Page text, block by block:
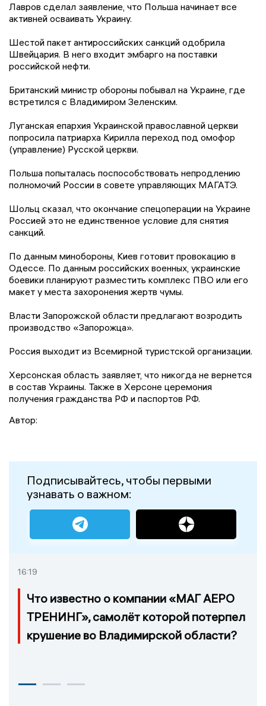
Лавров сделал заявление, что Польша начинает все
активней осваивать Украину.
Шестой пакет антироссийских санкций одобрила
Швейцария. В него входит эмбарго на поставки
российской нефти.
Британский министр обороны побывал на Украине, где
встретился с Владимиром Зеленским.
Луганская епархия Украинской православной церкви
попросила патриарха Кирилла переход под омофор
(управление) Русской церкви.
Польша попыталась поспособствовать непродлению
полномочий России в совете управляющих МАГАТЭ.
Шольц сказал, что окончание спецоперации на Украине
Россией это не единственное условие для снятия
санкций.
По данным минобороны, Киев готовит провокацию в
Одессе. По данным российских военных, украинские
боевики планируют разместить комплекс ПВО или его
макет у места захоронения жертв чумы.
Власти Запорожской области предлагают возродить
производство «Запорожца».
Россия выходит из Всемирной туристской организации.
Херсонская область заявляет, что никогда не вернется
в состав Украины. Также в Херсоне церемония
получения гражданства РФ и паспортов РФ.
Автор:
Подписывайтесь, чтобы первыми
узнавать о важном:
16:19
Что известно о компании «МАГ АЕРО
ТРЕНИНГ», самолёт которой потерпел
крушение во Владимирской области?